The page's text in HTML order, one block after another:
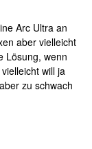
Arc Ultra an
aber vielleicht
Lösung, wenn
will ja
zu schwach